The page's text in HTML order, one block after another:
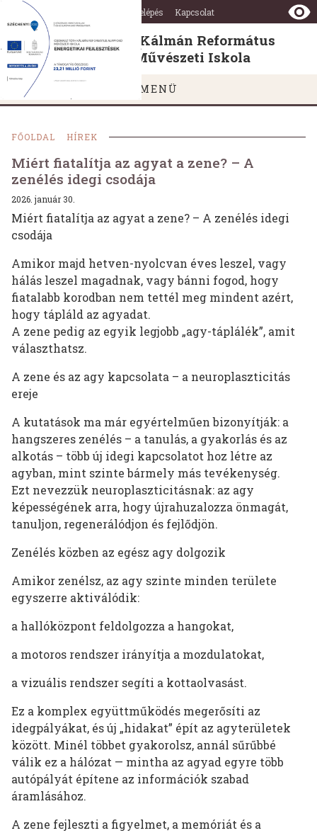
Csomasz
Tóth
Kálmán
Református
Alapfokú
Művészeti
Iskola
Ugrás a tartalomra
Ugrás a láblécre Belépés Kapcsolat
Csomasz Tóth Kálmán Református
Alapfokú Művészeti Iskola
MENÜ
FŐOLDAL HÍREK
Miért fiatalítja az agyat a zene? – A
zenélés idegi csodája
2026. január 30.
Miért fiatalítja az agyat a zene? – A zenélés idegi
csodája
Amikor majd hetven-nyolcvan éves leszel, vagy
hálás leszel magadnak, vagy bánni fogod, hogy
fiatalabb korodban nem tettél meg mindent azért,
hogy tápláld az agyadat.
A zene pedig az egyik legjobb „agy-táplálék”, amit
választhatsz.
A zene és az agy kapcsolata – a neuroplaszticitás
ereje
A kutatások ma már egyértelműen bizonyítják: a
hangszeres zenélés – a tanulás, a gyakorlás és az
alkotás – több új idegi kapcsolatot hoz létre az
agyban, mint szinte bármely más tevékenység.
Ezt nevezzük neuroplaszticitásnak: az agy
képességének arra, hogy újrahuzalozza önmagát,
tanuljon, regenerálódjon és fejlődjön.
Zenélés közben az egész agy dolgozik
Amikor zenélsz, az agy szinte minden területe
egyszerre aktiválódik:
a hallóközpont feldolgozza a hangokat,
a motoros rendszer irányítja a mozdulatokat,
a vizuális rendszer segíti a kottaolvasást.
Ez a komplex együttműködés megerősíti az
idegpályákat, és új „hidakat” épít az agyterületek
között. Minél többet gyakorolsz, annál sűrűbbé
válik ez a hálózat — mintha az agyad egyre több
autópályát építene az információk szabad
áramlásához.
A zene fejleszti a figyelmet, a memóriát és a